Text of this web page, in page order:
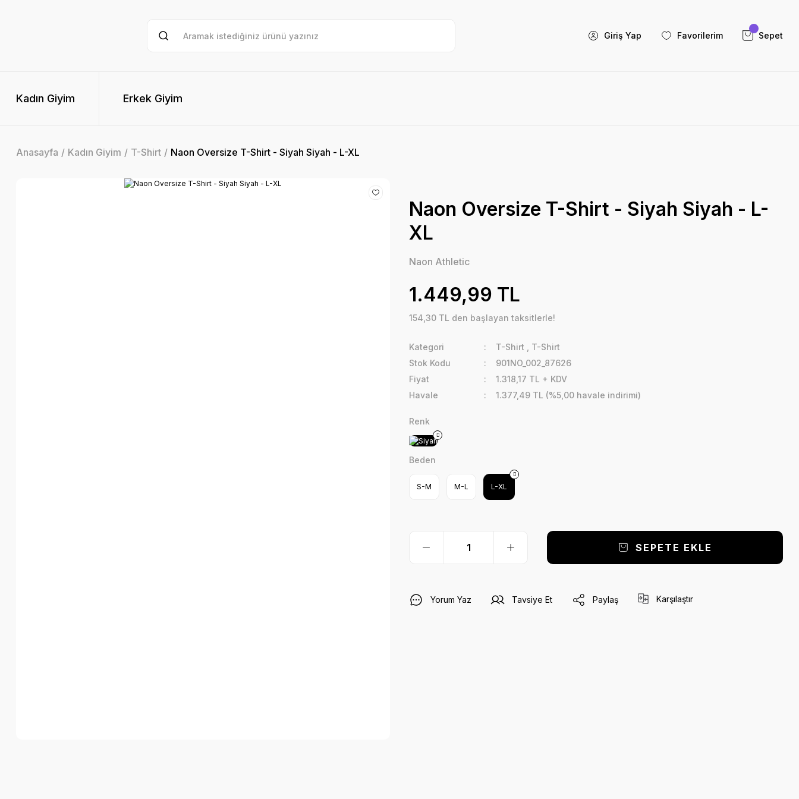
Giriş Yap Favorilerim Sepet
Kadın Giyim Erkek Giyim
Anasayfa Kadın Giyim T-Shirt Naon Oversize T-Shirt - Siyah Siyah - L-XL
Naon Oversize T-Shirt - Siyah Siyah - L-
XL
Naon Athletic
1.449,99 TL
154,30 TL den başlayan taksitlerle!
Kategori T-Shirt
T-Shirt
Stok Kodu
901NO_002_87626
Fiyat
1.318,17 TL + KDV
Havale
1.377,49 TL (%5,00 havale indirimi)
Renk
Beden
S-M M-L L-XL
SEPETE EKLE
Yorum Yaz Tavsiye Et Paylaş Karşılaştır